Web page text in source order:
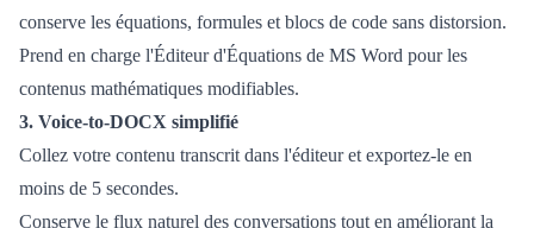
conserve les équations, formules et blocs de code sans distorsion.
Prend en charge l'Éditeur d'Équations de MS Word pour les
contenus mathématiques modifiables.
3. Voice-to-DOCX simplifié
Collez votre contenu transcrit dans l'éditeur et exportez-le en
moins de 5 secondes.
Conserve le flux naturel des conversations tout en améliorant la